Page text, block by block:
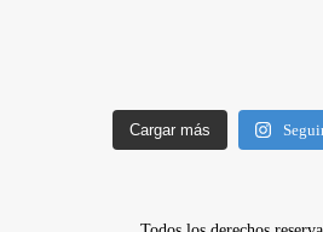
Cargar más